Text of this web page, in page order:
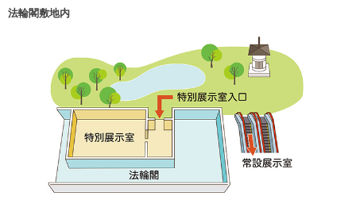
法輪閣敷地内